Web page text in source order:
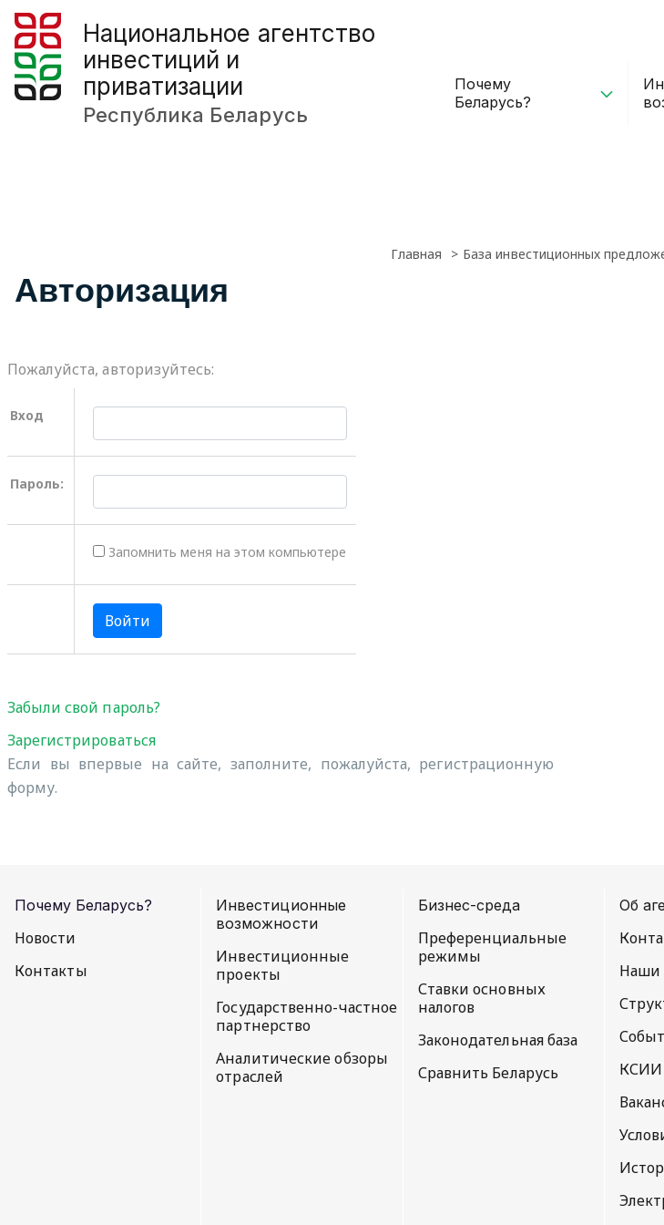
Национальное агентство
инвестиций и
приватизации
Республика Беларусь
Почему
Беларусь?
Главная База инвестиционных
Авторизация
Пожалуйста, авторизуйтесь:
Вход
Пароль:
Запомнить меня на этом компьютере
Забыли свой пароль?
Зарегистрироваться
Если вы впервые на сайте, заполните, пожалуйста, регистрационную
форму.
Почему Беларусь?
Новости
Контакты
Инвестиционные
возможности
Инвестиционные
проекты
Государственно-частное
партнерство
Аналитические обзоры
отраслей
Бизнес-среда
Преференциальные
режимы
Ставки основных
налогов
Законодательная база
Сравнить Беларусь
Об
Наши
КСИИ